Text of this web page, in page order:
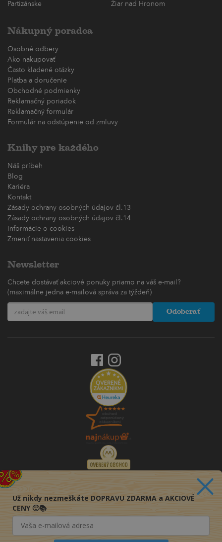
Partizánske
Žiar nad Hronom
Nákupný poradca
Osobné odbery
Ako nakupovať
Často kladené otázky
Platba a doručenie
Obchodné podmienky
Reklamačný poriadok
Reklamačný formulár
Formulár na odstúpenie od zmluvy
Knihy pre každého
Náš príbeh
Blog
Kariéra
Kontakt
Zásady ochrany osobných údajov čl.13
Zásady ochrany osobných údajov čl.14
Informácie o cookies
Zmeniť nastavenia cookies
Newsletter
Chcete dostávať akciové ponuky priamo na váš e-mail?
(maximálne jedna e-mailová správa za týždeň)
Odoberať
Už nikdy nezmeškáte DOPRAVU ZDARMA a AKCIOVÉ
CENY 🙂📚